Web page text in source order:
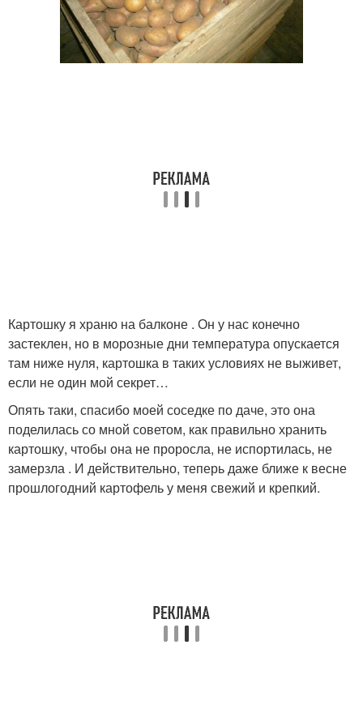
Картошку я храню на балконе . Он у нас конечно
застеклен, но в морозные дни температура опускается
там ниже нуля, картошка в таких условиях не выживет,
если не один мой секрет…
Опять таки, спасибо моей соседке по даче, это она
поделилась со мной советом, как правильно хранить
картошку, чтобы она не проросла, не испортилась, не
замерзла . И действительно, теперь даже ближе к весне
прошлогодний картофель у меня свежий и крепкий.